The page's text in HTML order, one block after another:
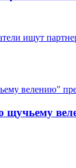
ищут
щучьему